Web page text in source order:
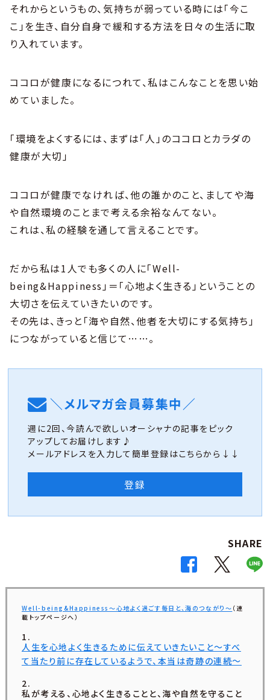
それからというもの、気持ちが弱っている時には「今こ
こ」を生き、自分自身で緩和する方法を日々の生活に取
り入れています。
ココロが健康になるにつれて、私はこんなことを思い始
めていました。
「環境をよくするには、まずは「人」のココロとカラダの
健康が大切」
ココロが健康でなければ、他の誰かのこと、ましてや海
や自然環境のことまで考える余裕なんてない。
これは、私の経験を通して言えることです。
だから私は1人でも多くの人に「Well-
being&Happiness」＝「心地よく生きる」ということの
大切さを伝えていきたいのです。
その先は、きっと「海や自然、他者を大切にする気持ち」
につながっていると信じて……。
＼メルマガ会員募集中／
週に2回、今読んで欲しいオーシャナの記事をピック
アップしてお届けします♪
メールアドレスを入力して簡単登録はこちらから↓↓
登録
SHARE
Well-being&Happiness〜心地よく過ごす毎日と、海のつながり〜 （連
載トップページへ）
人生を心地よく生きるために伝えていきたいこと〜すべ
て当たり前に存在しているようで、本当は奇跡の連続〜
私が考える、心地よく生きることと、海や自然を守ること